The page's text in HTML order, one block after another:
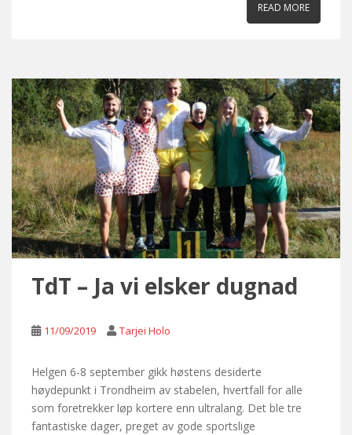
READ MORE
TdT – Ja vi elsker dugnad
11/09/2019 Tarjei Holo
Helgen 6-8 september gikk høstens desiderte
høydepunkt i Trondheim av stabelen, hvertfall for alle
som foretrekker løp kortere enn ultralang. Det ble tre
fantastiske dager, preget av gode sportslige